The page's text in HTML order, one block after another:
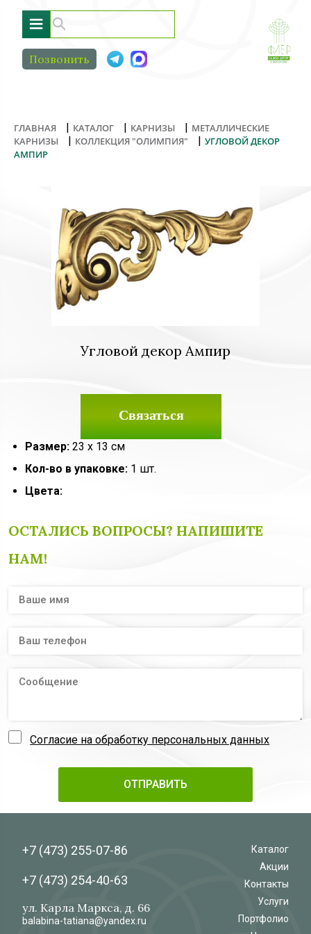
≡
Позвонить
ГЛАВНАЯ | КАТАЛОГ | КАРНИЗЫ | МЕТАЛЛИЧЕСКИЕ
КАРНИЗЫ
| КОЛЛЕКЦИЯ "ОЛИМПИЯ" | УГЛОВОЙ ДЕКОР
АМПИР
Угловой декор Ампир
Связаться
Размер: 23 х 13 см
Кол-во в упаковке: 1 шт.
Цвета:
ОСТАЛИСЬ ВОПРОСЫ? НАПИШИТЕ
НАМ!
Согласие на обработку персональных данных
+7 (473) 255-07-86
+7 (473) 254-40-63
ул. Карла Маркса, д. 66
balabina-tatiana@yandex.ru
Каталог
Акции
Контакты
Услуги
Портфолио